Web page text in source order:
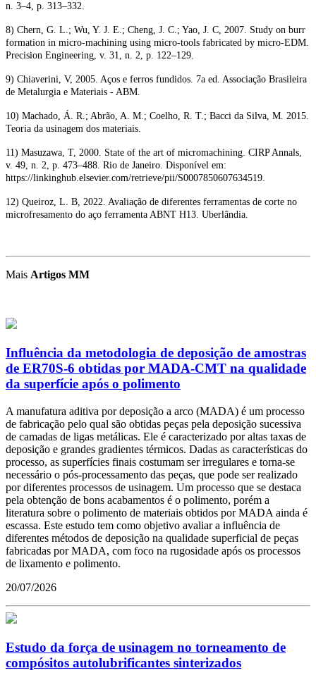
n. 3–4, p. 313–332.
8) Chern, G. L.; Wu, Y. J. E.; Cheng, J. C.; Yao, J. C, 2007. Study on burr
formation in micro-machining using micro-tools fabricated by micro-EDM.
Precision Engineering, v. 31, n. 2, p. 122–129.
9) Chiaverini, V, 2005. Aços e ferros fundidos. 7a ed. Associação Brasileira
de Metalurgia e Materiais - ABM.
10) Machado, Á. R.; Abrão, A. M.; Coelho, R. T.; Bacci da Silva, M. 2015.
Teoria da usinagem dos materiais.
11) Masuzawa, T, 2000. State of the art of micromachining. CIRP Annals,
v. 49, n. 2, p. 473–488. Rio de Janeiro. Disponível em:
https://linkinghub.elsevier.com/retrieve/pii/S0007850607634519.
12) Queiroz, L. B, 2022. Avaliação de diferentes ferramentas de corte no
microfresamento do aço ferramenta ABNT H13. Uberlândia.
Mais Artigos MM
Influência da metodologia de deposição de amostras
de ER70S-6 obtidas por MADA-CMT na qualidade
da superfície após o polimento
A manufatura aditiva por deposição a arco (MADA) é um processo
de fabricação pelo qual são obtidas peças pela deposição sucessiva
de camadas de ligas metálicas. Ele é caracterizado por altas taxas de
deposição e grandes gradientes térmicos. Dadas as características do
processo, as superfícies finais costumam ser irregulares e torna-se
necessário o pós-processamento das peças, que pode ser realizado
por diferentes processos de usinagem. Um processo que se destaca
pela obtenção de bons acabamentos é o polimento, porém a
literatura sobre o polimento de materiais obtidos por MADA ainda é
escassa. Este estudo tem como objetivo avaliar a influência de
diferentes métodos de deposição na qualidade superficial de peças
fabricadas por MADA, com foco na rugosidade após os processos
de lixamento e polimento.
20/07/2026
Estudo da força de usinagem no torneamento de
compósitos autolubrificantes sinterizados